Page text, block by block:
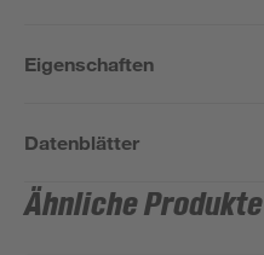
Eigenschaften
Datenblätter
Ähnliche Produkte